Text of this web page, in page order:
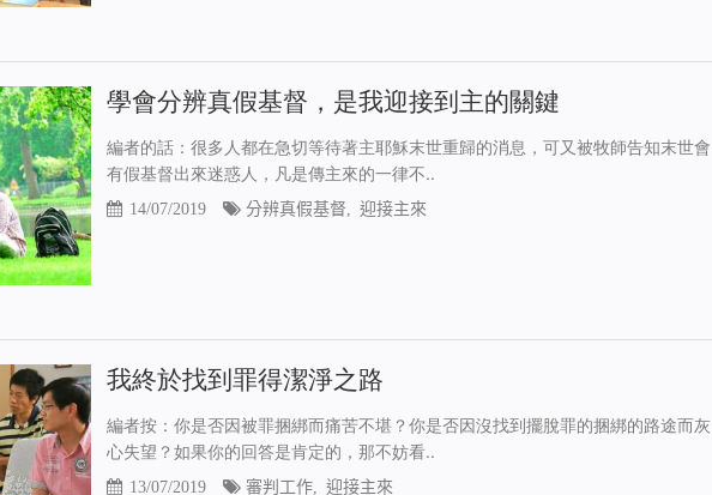
學會分辨真假基督，是我迎接到主的關鍵
編者的話：很多人都在急切等待著主耶穌末世重歸的消息，可又被牧師告知末世會
有假基督出來迷惑人，凡是傳主來的一律不..
14/07/2019 分辨真假基督 迎接主來
我終於找到罪得潔淨之路
編者按：你是否因被罪捆綁而痛苦不堪？你是否因沒找到擺脫罪的捆綁的路途而灰
心失望？如果你的回答是肯定的，那不妨看..
13/07/2019 審判工作, 迎接主來